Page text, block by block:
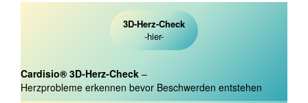
3D-Herz-Check
-hier-
Cardisio® 3D-Herz-Check –
Herzprobleme erkennen bevor Beschwerden entstehen